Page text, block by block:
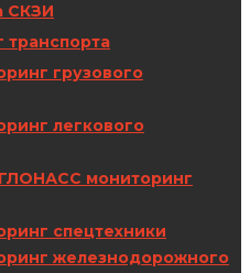
СКЗИ
грузового
легкового
мониторинг
спецтехники
железнодорожного